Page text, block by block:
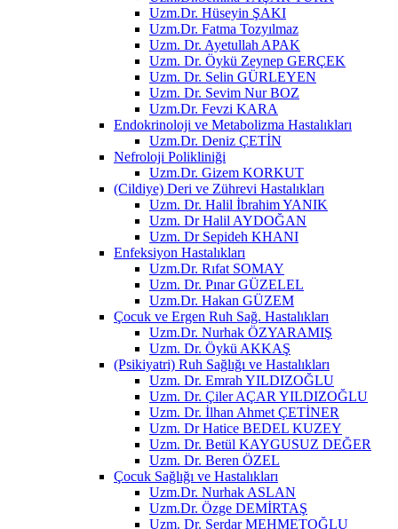
Uzm.Dr. Hüseyin ŞAKI
Uzm.Dr. Fatma Tozyılmaz
Uzm. Dr. Ayetullah APAK
Uzm. Dr. Öykü Zeynep GERÇEK
Uzm. Dr. Selin GÜRLEYEN
Uzm. Dr. Sevim Nur BOZ
Uzm.Dr. Fevzi KARA
Endokrinoloji ve Metabolizma Hastalıkları
Uzm.Dr. Deniz ÇETİN
Nefroloji Polikliniği
Uzm.Dr. Gizem KORKUT
(Cildiye) Deri ve Zührevi Hastalıkları
Uzm. Dr. Halil İbrahim YANIK
Uzm. Dr Halil AYDOĞAN
Uzm. Dr Sepideh KHANI
Enfeksiyon Hastalıkları
Uzm.Dr. Rıfat SOMAY
Uzm. Dr. Pınar GÜZELEL
Uzm.Dr. Hakan GÜZEM
Çocuk ve Ergen Ruh Sağ. Hastalıkları
Uzm.Dr. Nurhak ÖZYARAMIŞ
Uzm. Dr. Öykü AKKAŞ
(Psikiyatri) Ruh Sağlığı ve Hastalıkları
Uzm. Dr. Emrah YILDIZOĞLU
Uzm. Dr. Çiler AÇAR YILDIZOĞLU
Uzm. Dr. İlhan Ahmet ÇETİNER
Uzm. Dr Hatice BEDEL KUZEY
Uzm. Dr. Betül KAYGUSUZ DEĞER
Uzm. Dr. Beren ÖZEL
Çocuk Sağlığı ve Hastalıkları
Uzm.Dr. Nurhak ASLAN
Uzm.Dr. Özge DEMİRTAŞ
Uzm. Dr. Serdar MEHMETOĞLU